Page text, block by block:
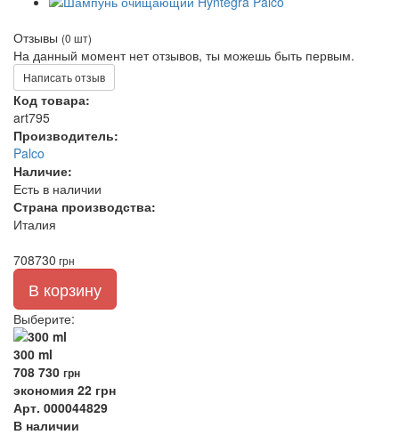
Отзывы (0 шт)
На данный момент нет отзывов, ты можешь быть первым.
Написать отзыв
Код товара:
art795
Производитель:
Palco
Наличие:
Есть в наличии
Страна производства:
Италия
708730 грн
В корзину
Выберите:
300 ml
708 730 грн
экономия 22 грн
Арт. 000044829
В наличии